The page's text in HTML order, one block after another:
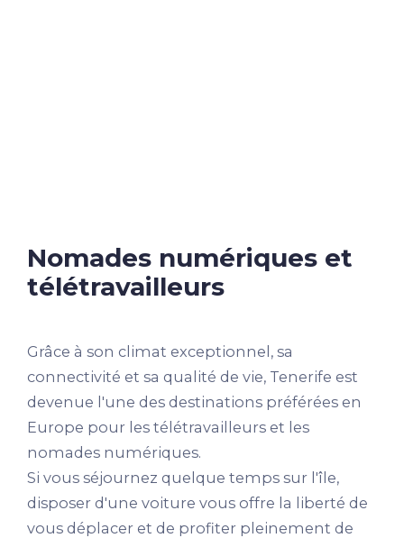
Nomades numériques et
télétravailleurs
Grâce à son climat exceptionnel, sa
connectivité et sa qualité de vie, Tenerife est
devenue l'une des destinations préférées en
Europe pour les télétravailleurs et les
nomades numériques.
Si vous séjournez quelque temps sur l'île,
disposer d'une voiture vous offre la liberté de
vous déplacer et de profiter pleinement de